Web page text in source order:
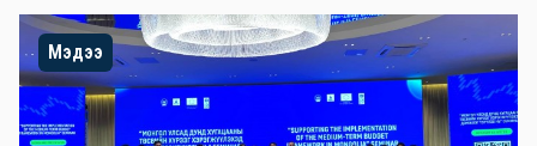
Мэдээ